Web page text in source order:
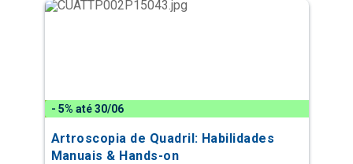
- 5% até 30/06
Artroscopia de Quadril: Habilidades
Manuais & Hands-on